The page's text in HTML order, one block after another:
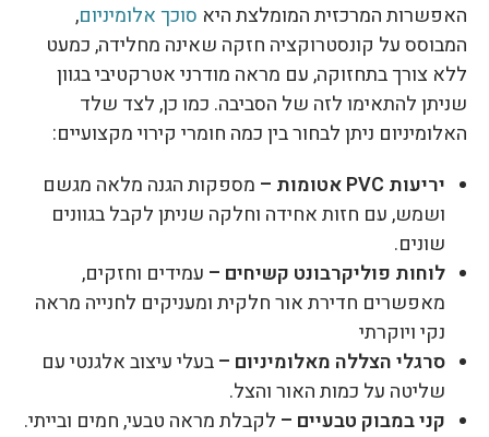
האפשרות המרכזית המומלצת היא סוכך אלומיניום,
המבוסס על קונסטרוקציה חזקה שאינה מחלידה, כמעט
ללא צורך בתחזוקה, עם מראה מודרני אטרקטיבי בגוון
שניתן להתאימו לזה של הסביבה. כמו כן, לצד שלד
האלומיניום ניתן לבחור בין כמה חומרי קירוי מקצועיים:
יריעות PVC אטומות –
מספקות הגנה מלאה מגשם
ושמש, עם חזות אחידה וחלקה שניתן לקבל בגוונים
שונים.
לוחות פוליקרבונט קשיחים – עמידים וחזקים,
מאפשרים חדירת אור חלקית ומעניקים לחנייה מראה
נקי ויוקרתי
סרגלי הצללה מאלומיניום –בעלי עיצוב אלגנטי עם
שליטה על כמות האור והצל.
קני במבוק טבעיים – לקבלת מראה טבעי, חמים ובייתי.